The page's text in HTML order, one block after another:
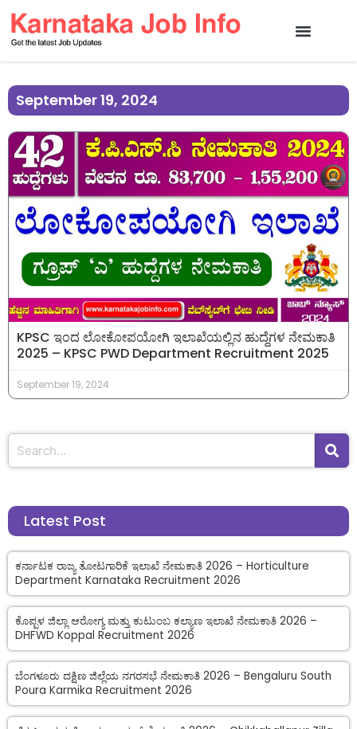
September 19, 2024
KPSC ಇಂದ ಲೋಕೋಪಯೋಗಿ ಇಲಾಖೆಯಲ್ಲಿನ ಹುದ್ದೆಗಳ ನೇಮಕಾತಿ
2025 – KPSC PWD Department Recruitment 2025
September 19, 2024
Latest Post
ಕರ್ನಾಟಕ ರಾಜ್ಯ ತೋಟಗಾರಿಕೆ ಇಲಾಖೆ ನೇಮಕಾತಿ 2026 – Horticulture
Department Karnataka Recruitment 2026
ಕೊಪ್ಪಳ ಜಿಲ್ಲಾ ಆರೋಗ್ಯ ಮತ್ತು ಕುಟುಂಬ ಕಲ್ಯಾಣ ಇಲಾಖೆ ನೇಮಕಾತಿ 2026 –
DHFWD Koppal Recruitment 2026
ಬೆಂಗಳೂರು ದಕ್ಷಿಣ ಜಿಲ್ಲೆಯ ನಗರಸಭೆ ನೇಮಕಾತಿ 2026 – Bengaluru South
Poura Karmika Recruitment 2026